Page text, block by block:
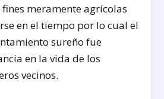
meramente agrícolas
en el tiempo por lo cual el
sureño fue
en la vida de los
vecinos.